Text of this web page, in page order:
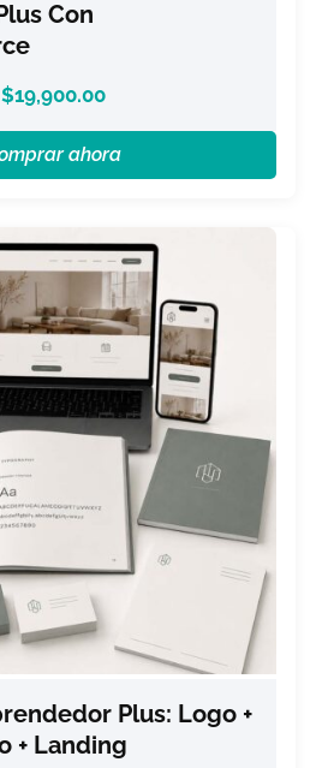
Con
$19,900.00
ahora
Plus: Logo +
+ Landing